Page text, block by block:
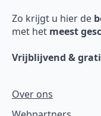
Zo krijgt u hier de
met het meest
Vrijblijvend &
Over ons